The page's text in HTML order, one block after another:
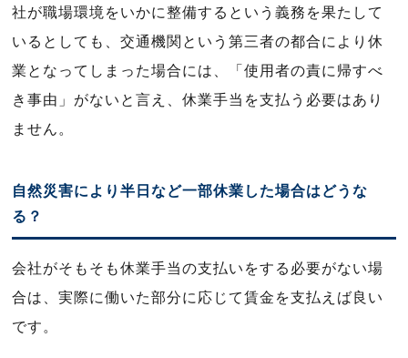
社が職場環境をいかに整備するという義務を果たして
いるとしても、交通機関という第三者の都合により休
業となってしまった場合には、「使用者の責に帰すべ
き事由」がないと言え、休業手当を支払う必要はあり
ません。
自然災害により半日など一部休業した場合はどうな
る？
会社がそもそも休業手当の支払いをする必要がない場
合は、実際に働いた部分に応じて賃金を支払えば良い
です。